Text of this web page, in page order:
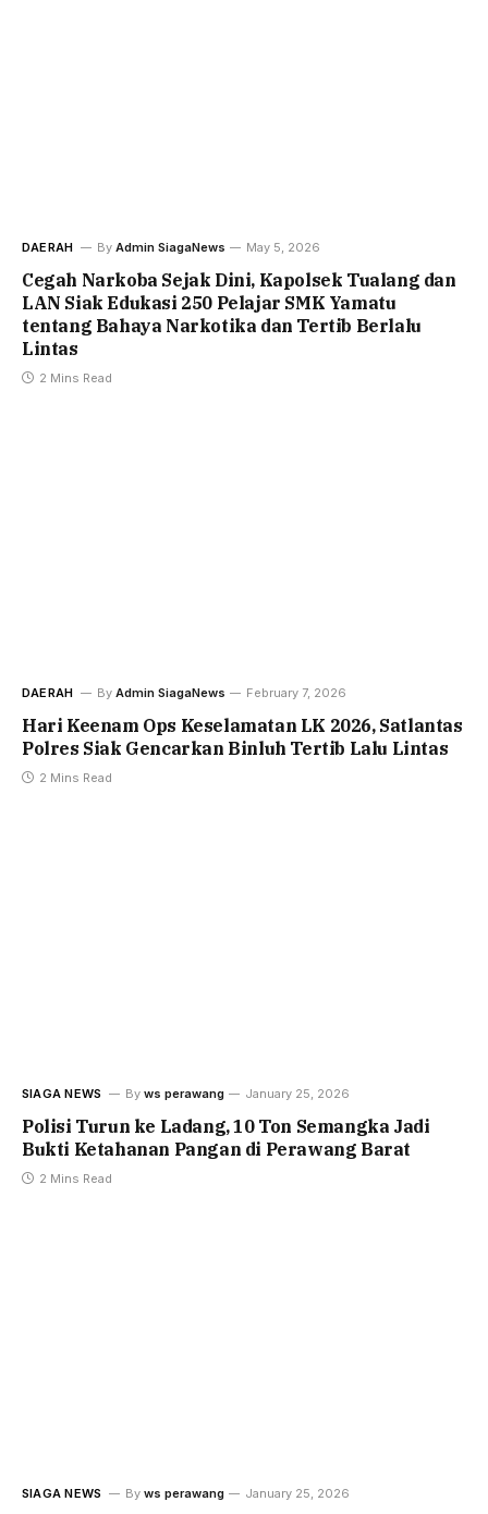
DAERAH By Admin SiagaNews May 5, 2026
Cegah Narkoba Sejak Dini, Kapolsek Tualang dan
LAN Siak Edukasi 250 Pelajar SMK Yamatu
tentang Bahaya Narkotika dan Tertib Berlalu
Lintas
2 Mins Read
DAERAH By Admin SiagaNews February 7, 2026
Hari Keenam Ops Keselamatan LK 2026, Satlantas
Polres Siak Gencarkan Binluh Tertib Lalu Lintas
2 Mins Read
SIAGA NEWS By ws perawang January 25, 2026
Polisi Turun ke Ladang, 10 Ton Semangka Jadi
Bukti Ketahanan Pangan di Perawang Barat
2 Mins Read
SIAGA NEWS By ws perawang January 25, 2026